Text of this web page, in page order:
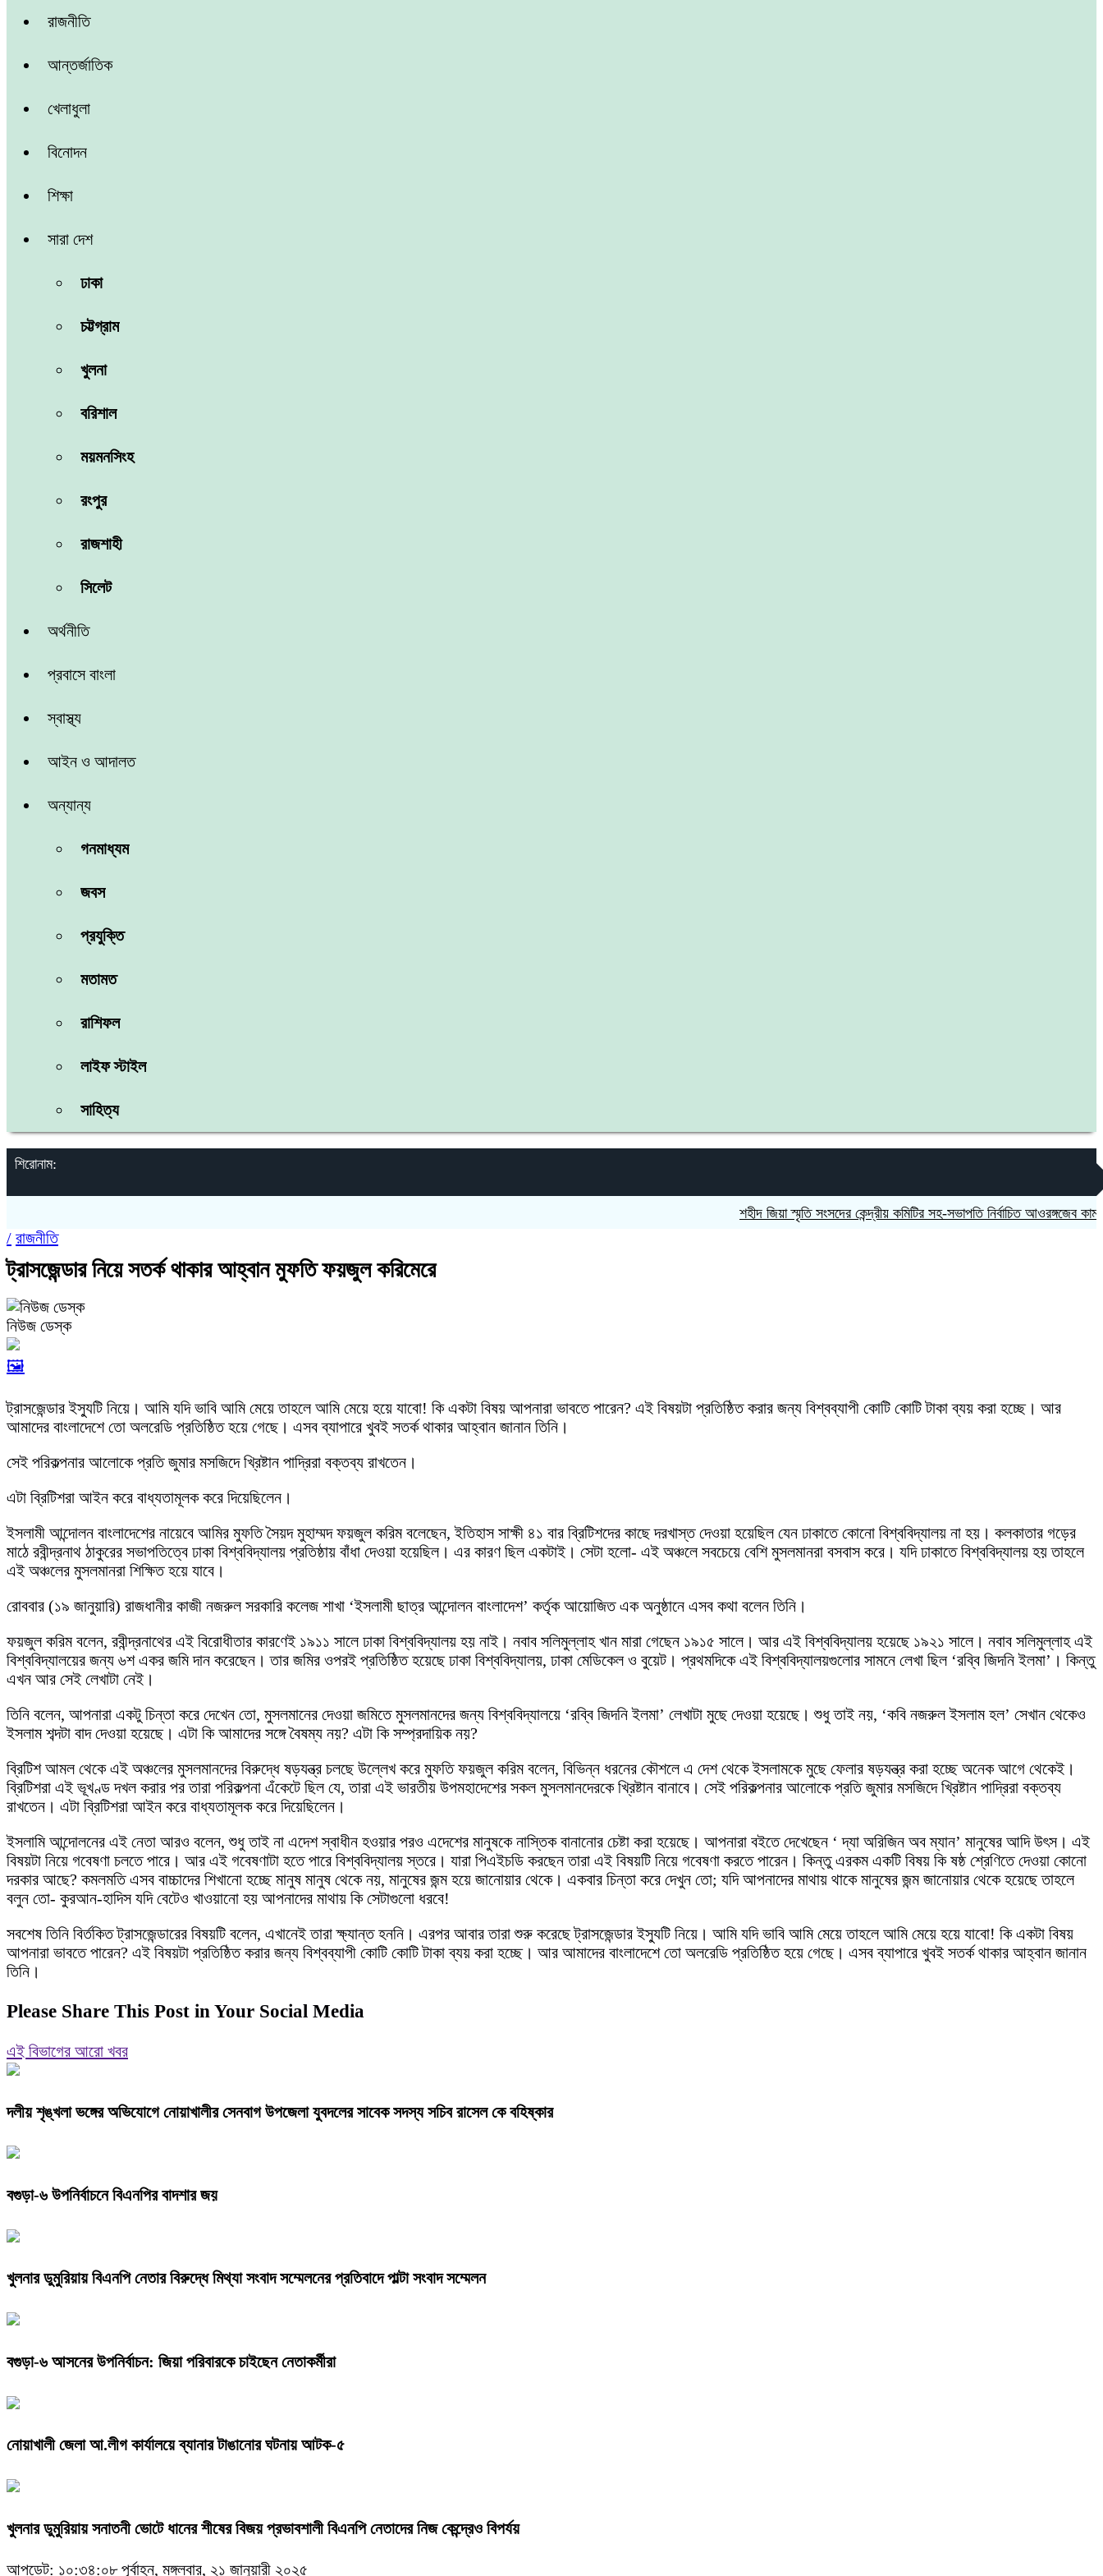
রাজনীতি
আন্তর্জাতিক
খেলাধুলা
বিনোদন
শিক্ষা
সারা দেশ
ঢাকা
চট্টগ্রাম
খুলনা
বরিশাল
ময়মনসিংহ
রংপুর
রাজশাহী
সিলেট
অর্থনীতি
প্রবাসে বাংলা
স্বাস্থ্য
আইন ও আদালত
অন্যান্য
গনমাধ্যম
জবস
প্রযুক্তি
মতামত
রাশিফল
লাইফ স্টাইল
সাহিত্য
শিরোনাম:
শহীদ জিয়া স্মৃতি সংসদের কেন্দ্রীয় কমিটির সহ-সভাপতি নির্বাচিত আওরঙ্গজেব কামাল
/ রাজনীতি
ট্রাসজেন্ডার নিয়ে সতর্ক থাকার আহ্বান মুফতি ফয়জুল করিমেরে
নিউজ ডেস্ক
🖼️
ট্রাসজেন্ডার ইস্যুটি নিয়ে। আমি যদি ভাবি আমি মেয়ে তাহলে আমি মেয়ে হয়ে যাবো! কি একটা বিষয় আপনারা ভাবতে পারেন? এই বিষয়টা প্রতিষ্ঠিত করার জন্য বিশ্বব্যাপী কোটি কোটি টাকা ব্যয় করা হচ্ছে। আর
আমাদের বাংলাদেশে তো অলরেডি প্রতিষ্ঠিত হয়ে গেছে। এসব ব্যাপারে খুবই সতর্ক থাকার আহ্বান জানান তিনি।
সেই পরিকল্পনার আলোকে প্রতি জুমার মসজিদে খ্রিষ্টান পাদ্রিরা বক্তব্য রাখতেন।
এটা ব্রিটিশরা আইন করে বাধ্যতামূলক করে দিয়েছিলেন।
ইসলামী আন্দোলন বাংলাদেশের নায়েবে আমির মুফতি সৈয়দ মুহাম্মদ ফয়জুল করিম বলেছেন, ইতিহাস সাক্ষী ৪১ বার ব্রিটিশদের কাছে দরখাস্ত দেওয়া হয়েছিল যেন ঢাকাতে কোনো বিশ্ববিদ্যালয় না হয়। কলকাতার গড়ের
মাঠে রবীন্দ্রনাথ ঠাকুরের সভাপতিত্বে ঢাকা বিশ্ববিদ্যালয় প্রতিষ্ঠায় বাঁধা দেওয়া হয়েছিল। এর কারণ ছিল একটাই। সেটা হলো- এই অঞ্চলে সবচেয়ে বেশি মুসলমানরা বসবাস করে। যদি ঢাকাতে বিশ্ববিদ্যালয় হয় তাহলে
এই অঞ্চলের মুসলমানরা শিক্ষিত হয়ে যাবে।
রোববার (১৯ জানুয়ারি) রাজধানীর কাজী নজরুল সরকারি কলেজ শাখা ‘ইসলামী ছাত্র আন্দোলন বাংলাদেশ’ কর্তৃক আয়োজিত এক অনুষ্ঠানে এসব কথা বলেন তিনি।
ফয়জুল করিম বলেন, রবীন্দ্রনাথের এই বিরোধীতার কারণেই ১৯১১ সালে ঢাকা বিশ্ববিদ্যালয় হয় নাই। নবাব সলিমুল্লাহ খান মারা গেছেন ১৯১৫ সালে। আর এই বিশ্ববিদ্যালয় হয়েছে ১৯২১ সালে। নবাব সলিমুল্লাহ এই
বিশ্ববিদ্যালয়ের জন্য ৬শ একর জমি দান করেছেন। তার জমির ওপরই প্রতিষ্ঠিত হয়েছে ঢাকা বিশ্ববিদ্যালয়, ঢাকা মেডিকেল ও বুয়েট। প্রথমদিকে এই বিশ্ববিদ্যালয়গুলোর সামনে লেখা ছিল ‘রব্বি জিদনি ইলমা’। কিন্তু
এখন আর সেই লেখাটা নেই।
তিনি বলেন, আপনারা একটু চিন্তা করে দেখেন তো, মুসলমানের দেওয়া জমিতে মুসলমানদের জন্য বিশ্ববিদ্যালয়ে ‘রব্বি জিদনি ইলমা’ লেখাটা মুছে দেওয়া হয়েছে। শুধু তাই নয়, ‘কবি নজরুল ইসলাম হল’ সেখান থেকেও
ইসলাম শব্দটা বাদ দেওয়া হয়েছে। এটা কি আমাদের সঙ্গে বৈষম্য নয়? এটা কি সম্প্রদায়িক নয়?
ব্রিটিশ আমল থেকে এই অঞ্চলের মুসলমানদের বিরুদ্ধে ষড়যন্ত্র চলছে উল্লেখ করে মুফতি ফয়জুল করিম বলেন, বিভিন্ন ধরনের কৌশলে এ দেশ থেকে ইসলামকে মুছে ফেলার ষড়যন্ত্র করা হচ্ছে অনেক আগে থেকেই।
ব্রিটিশরা এই ভূখণ্ড দখল করার পর তারা পরিকল্পনা এঁকেটে ছিল যে, তারা এই ভারতীয় উপমহাদেশের সকল মুসলমানদেরকে খ্রিষ্টান বানাবে। সেই পরিকল্পনার আলোকে প্রতি জুমার মসজিদে খ্রিষ্টান পাদ্রিরা বক্তব্য
রাখতেন। এটা ব্রিটিশরা আইন করে বাধ্যতামূলক করে দিয়েছিলেন।
ইসলামি আন্দোলনের এই নেতা আরও বলেন, শুধু তাই না এদেশ স্বাধীন হওয়ার পরও এদেশের মানুষকে নাস্তিক বানানোর চেষ্টা করা হয়েছে। আপনারা বইতে দেখেছেন ‘ দ্যা অরিজিন অব ম্যান’ মানুষের আদি উৎস। এই
বিষয়টা নিয়ে গবেষণা চলতে পারে। আর এই গবেষণাটা হতে পারে বিশ্ববিদ্যালয় স্তরে। যারা পিএইচডি করছেন তারা এই বিষয়টি নিয়ে গবেষণা করতে পারেন। কিন্তু এরকম একটি বিষয় কি ষষ্ঠ শ্রেণিতে দেওয়া কোনো
দরকার আছে? কমলমতি এসব বাচ্চাদের শিখানো হচ্ছে মানুষ মানুষ থেকে নয়, মানুষের জন্ম হয়ে জানোয়ার থেকে। একবার চিন্তা করে দেখুন তো; যদি আপনাদের মাথায় থাকে মানুষের জন্ম জানোয়ার থেকে হয়েছে তাহলে
বলুন তো- কুরআন-হাদিস যদি বেটেও খাওয়ানো হয় আপনাদের মাথায় কি সেটাগুলো ধরবে!
সবশেষ তিনি বির্তকিত ট্রাসজেন্ডারের বিষয়টি বলেন, এখানেই তারা ক্ষ্যান্ত হননি। এরপর আবার তারা শুরু করেছে ট্রাসজেন্ডার ইস্যুটি নিয়ে। আমি যদি ভাবি আমি মেয়ে তাহলে আমি মেয়ে হয়ে যাবো! কি একটা বিষয়
আপনারা ভাবতে পারেন? এই বিষয়টা প্রতিষ্ঠিত করার জন্য বিশ্বব্যাপী কোটি কোটি টাকা ব্যয় করা হচ্ছে। আর আমাদের বাংলাদেশে তো অলরেডি প্রতিষ্ঠিত হয়ে গেছে। এসব ব্যাপারে খুবই সতর্ক থাকার আহ্বান জানান
তিনি।
Please Share This Post in Your Social Media
এই বিভাগের আরো খবর
দলীয় শৃঙ্খলা ভঙ্গের অভিযোগে নোয়াখালীর সেনবাগ উপজেলা যুবদলের সাবেক সদস্য সচিব রাসেল কে বহিষ্কার
বগুড়া-৬ উপনির্বাচনে বিএনপির বাদশার জয়
খুলনার ডুমুরিয়ায় বিএনপি নেতার বিরুদ্ধে মিথ্যা সংবাদ সম্মেলনের প্রতিবাদে পাল্টা সংবাদ সম্মেলন
বগুড়া-৬ আসনের উপনির্বাচন: জিয়া পরিবারকে চাইছেন নেতাকর্মীরা
নোয়াখালী জেলা আ.লীগ কার্যালয়ে ব্যানার টাঙানোর ঘটনায় আটক-৫
খুলনার ডুমুরিয়ায় সনাতনী ভোটে ধানের শীষের বিজয় প্রভাবশালী বিএনপি নেতাদের নিজ কেন্দ্রেও বিপর্যয়
আপডেট: ১০:৩৪:০৮ পূর্বাহ্ন, মঙ্গলবার, ২১ জানুয়ারী ২০২৫